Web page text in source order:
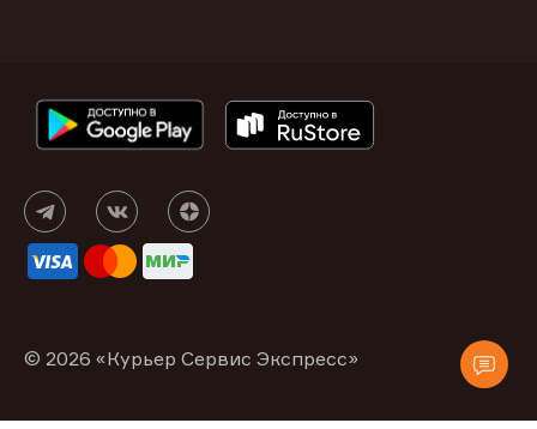
© 2026 «Курьер Сервис Экспресс»